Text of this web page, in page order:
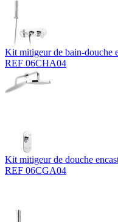
Kit mitigeur de bain-douche
REF 06CHA04
Kit mitigeur de douche
REF 06CGA04